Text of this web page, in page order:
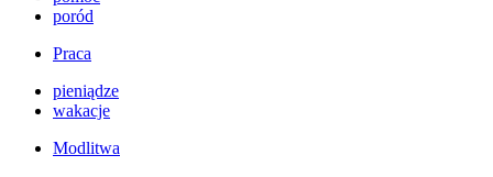
poród
Praca
pieniądze
wakacje
Modlitwa